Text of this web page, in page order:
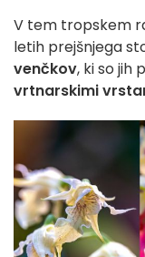
V tem tropskem
letih prejšnjega
venčkov, ki so jih
vrtnarskimi